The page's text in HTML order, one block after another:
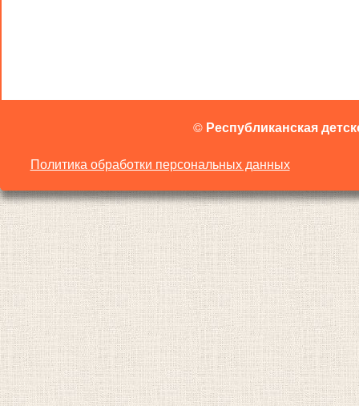
© Республиканская
Политика обработки персональных данных